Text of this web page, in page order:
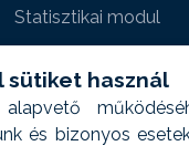
sütiket használ
és bizonyos
Statisztikai modul
Weboldal modul
Fényképtár extra modul